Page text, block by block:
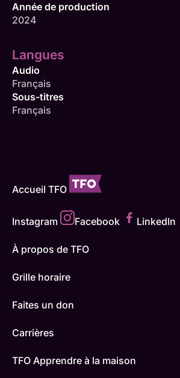
Année de production
2024
Langues
Audio
Français
Sous-titres
Français
Accueil TFO
Instagram Facebook LinkedIn
À propos de TFO
Grille horaire
Faites un don
Carrières
TFO Apprendre à la maison